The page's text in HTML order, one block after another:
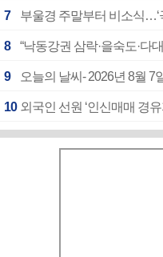
7 부울경 주말부터 비소식…‘
8 “낙동강권 삼락·을숙도·다
9 오늘의 날씨- 2026년 8월 7
10 외국인 선원 ‘인신매매 경